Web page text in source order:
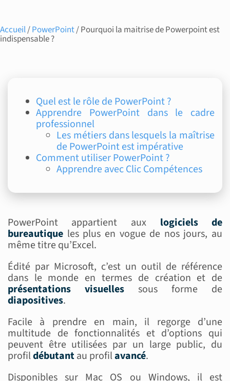
Accueil/PowerPoint/ Pourquoi la maitrise de Powerpoint est
indispensable ?
Quel est le rôle de PowerPoint ?
Apprendre PowerPoint dans le cadre
professionnel
Les métiers dans lesquels la maîtrise
de PowerPoint est impérative
Comment utiliser PowerPoint ?
Apprendre avec Clic Compétences
PowerPoint appartient aux logiciels de
bureautiqueles plus en vogue de nos jours, au
même titre qu’Excel.
Édité par Microsoft, c’est un outil de référence
dans le monde en termes de création et de
présentations visuellessous forme de
diapositives.
Facile à prendre en main, il regorge d’une
multitude de fonctionnalités et d’options qui
peuvent être utilisées par un large public, du
profildébutantau profilavancé.
Disponibles sur Mac OS ou Windows, il est